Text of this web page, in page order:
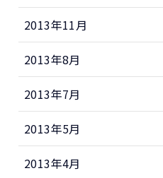
2013年11月
2013年8月
2013年7月
2013年5月
2013年4月